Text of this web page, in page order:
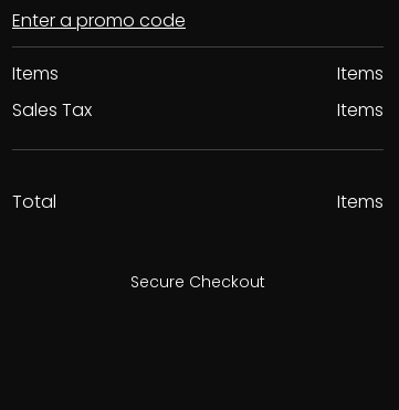
Enter a promo code
Items
Sales Tax
Items
Items
Total Items
Secure Checkout